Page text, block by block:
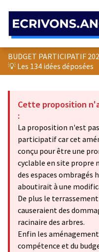
BUDGET PARTICIPATIF
💡 Les 134 idées déposées
Cette proposition
:
La proposition n'est
participatif car cet
conçu pour être une
cyclable en site propre
des espaces ombragés
aboutirait à une
De plus le
causeraient des
racinaire des arbres.
Enfin les
compétence et du